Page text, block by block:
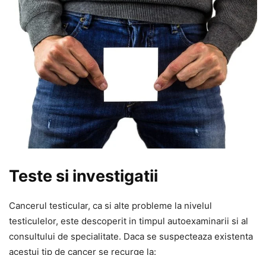
Teste si investigatii
Cancerul testicular, ca si alte probleme la nivelul
testiculelor, este descoperit in timpul autoexaminarii si al
consultului de specialitate. Daca se suspecteaza existenta
acestui tip de cancer se recurge la: